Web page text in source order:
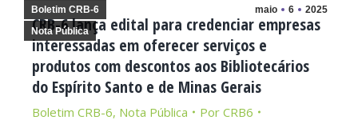
maio 6 2025
Boletim CRB-6
Nota Pública
CRB-6 lança edital para credenciar empresas
interessadas em oferecer serviços e
produtos com descontos aos Bibliotecários
do Espírito Santo e de Minas Gerais
Boletim CRB-6, Nota Pública Por CRB6